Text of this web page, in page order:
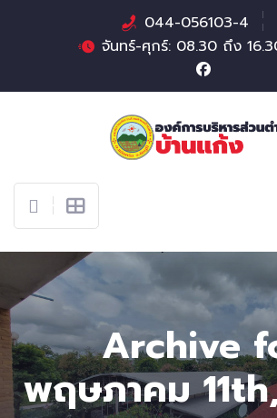
044-056103-4
จันทร์-ศุกร์: 08.30 ถึง
Archive
พฤษภาคม